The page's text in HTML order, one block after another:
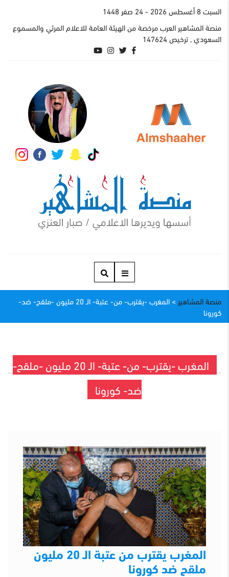
السبت 8 أغسطس 2026
- 24 صفر 1448
منصة المشاهير العرب مرخصة من الهيئة العامة للاعلام المرئي والمسموع
السعودي , ترخيص 147624
منصة المشاهير >
المغرب -يقترب- من- عتبة- الـ 20 مليون -ملقح- ضد-
كورونا
المغرب -يقترب- من- عتبة- الـ 20 مليون -ملقح-
ضد- كورونا
المغرب يقترب من عتبة الـ 20 مليون
ملقح ضد كورونا